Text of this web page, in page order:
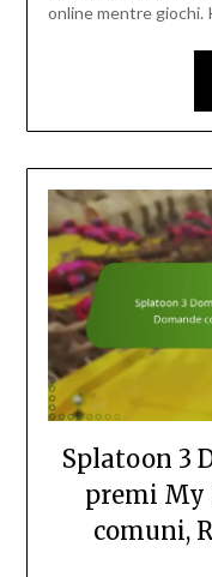
online mentre giochi.
Splatoon 3
premi My
comuni,